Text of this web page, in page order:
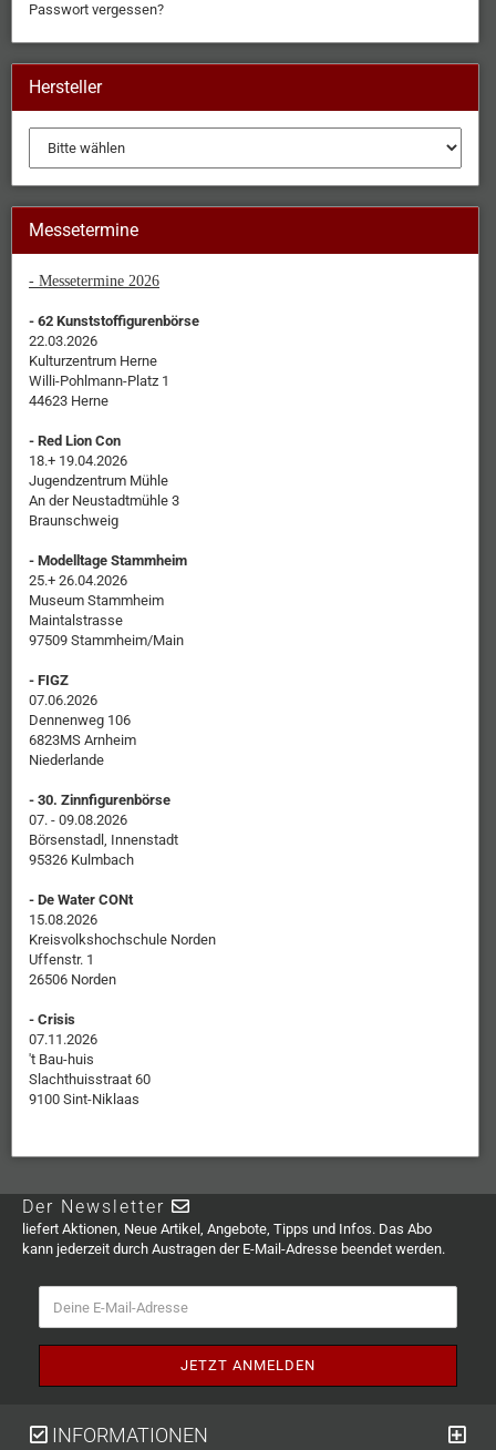
Passwort vergessen?
Hersteller
Messetermine
- Messetermine 2026
- 62 Kunststoffigurenbörse
22.03.2026
Kulturzentrum Herne
Willi-Pohlmann-Platz 1
44623 Herne
- Red Lion Con
18.+ 19.04.2026
Jugendzentrum Mühle
An der Neustadtmühle 3
Braunschweig
- Modelltage Stammheim
25.+ 26.04.2026
Museum Stammheim
Maintalstrasse
97509 Stammheim/Main
- FIGZ
07.06.2026
Dennenweg 106
6823MS Arnheim
Niederlande
- 30. Zinnfigurenbörse
07. - 09.08.2026
Börsenstadl, Innenstadt
95326 Kulmbach
- De Water CONt
15.08.2026
Kreisvolkshochschule Norden
Uffenstr. 1
26506 Norden
- Crisis
07.11.2026
't Bau-huis
Slachthuisstraat 60
9100 Sint-Niklaas
Der Newsletter
liefert Aktionen, Neue Artikel, Angebote, Tipps und Infos. Das Abo
kann jederzeit durch Austragen der E-Mail-Adresse beendet werden.
INFORMATIONEN